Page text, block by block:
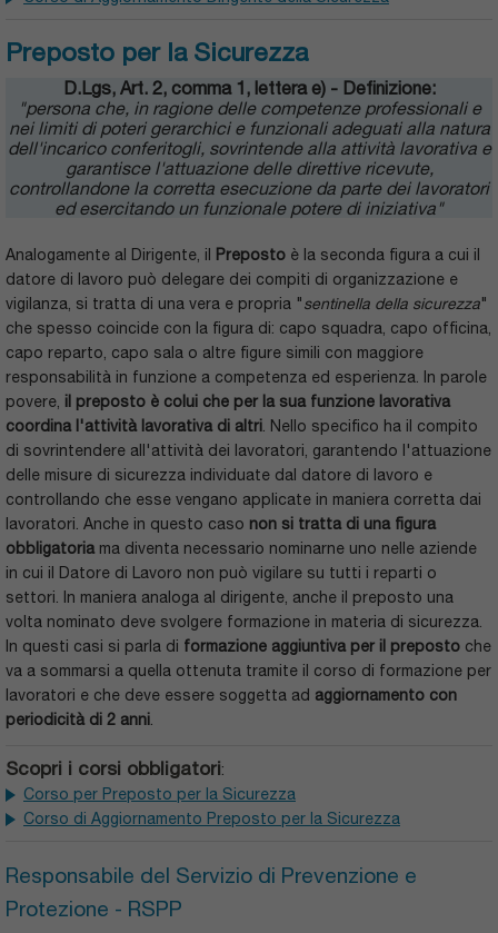
Preposto per la Sicurezza
D.Lgs, Art. 2, comma 1, lettera e) - Definizione:
"persona che, in ragione delle competenze professionali e
nei limiti di poteri gerarchici e funzionali adeguati alla natura
dell'incarico conferitogli, sovrintende alla attività lavorativa e
garantisce l'attuazione delle direttive ricevute,
controllandone la corretta esecuzione da parte dei lavoratori
ed esercitando un funzionale potere di iniziativa"
Analogamente al Dirigente, il Preposto è la seconda figura a cui il
datore di lavoro può delegare dei compiti di organizzazione e
vigilanza, si tratta di una vera e propria "sentinella della sicurezza"
che spesso coincide con la figura di: capo squadra, capo officina,
capo reparto, capo sala o altre figure simili con maggiore
responsabilità in funzione a competenza ed esperienza. In parole
povere, il preposto è colui che per la sua funzione lavorativa
coordina l'attività lavorativa di altri . Nello specifico ha il compito
di sovrintendere all'attività dei lavoratori, garantendo l'attuazione
delle misure di sicurezza individuate dal datore di lavoro e
controllando che esse vengano applicate in maniera corretta dai
lavoratori. Anche in questo caso non si tratta di una figura
obbligatoriama diventa necessario nominarne uno nelle aziende
in cui il Datore di Lavoro non può vigilare su tutti i reparti o
settori. In maniera analoga al dirigente, anche il preposto una
volta nominato deve svolgere formazione in materia di sicurezza.
In questi casi si parla di formazione aggiuntiva per il preposto che
va a sommarsi a quella ottenuta tramite il corso di formazione per
lavoratori e che deve essere soggetta ad aggiornamento con
periodicità di 2 anni
Scopri i corsi obbligatori:
Corso per Preposto per la Sicurezza
Corso di Aggiornamento Preposto per la Sicurezza
Responsabile del Servizio di Prevenzione e
Protezione - RSPP